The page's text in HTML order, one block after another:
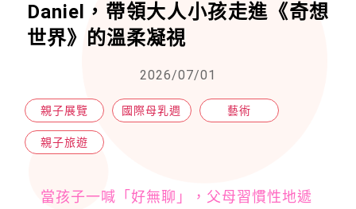
Daniel，帶領大人小孩走進《奇想
世界》的溫柔凝視
2026/07/01
親子展覽 國際母乳週 藝術
親子旅遊
當孩子一喊「好無聊」，父母習慣性地遞